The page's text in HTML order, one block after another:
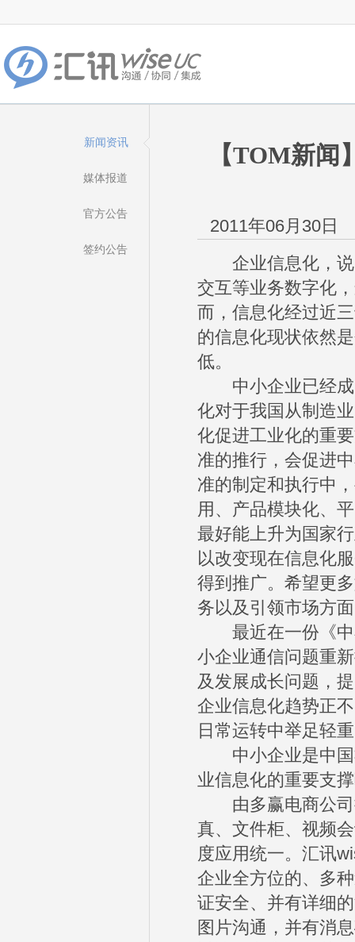
新闻资讯
媒体报道
官方公告
签约公告
【TOM新
2011年06月30日
企业信息化，说
交互等业务数字化
而，信息化经过近
的信息化现状依然
低。
中小企业已经成
化对于我国从制造
化促进工业化的重
准的推行，会促进
准的制定和执行中
用、产品模块化、
最好能上升为国家
以改变现在信息化
得到推广。希望更
务以及引领市场方
最近在一份《中
小企业通信问题重
及发展成长问题，
企业信息化趋势正
日常运转中举足轻
中小企业是中国
业信息化的重要支
由多赢电商公司
真、文件柜、视频
度应用统一。汇讯
企业全方位的、多
证安全、并有详细
图片沟通，并有消